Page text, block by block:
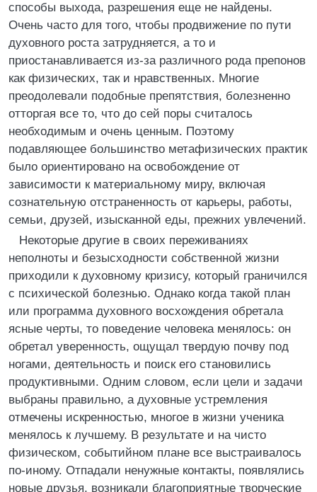
способы выхода, разрешения еще не найдены.
Очень часто для того, чтобы продвижение по пути
духовного роста затрудняется, а то и
приостанавливается из-за различного рода препонов
как физических, так и нравственных. Многие
преодолевали подобные препятствия, болезненно
отторгая все то, что до сей поры считалось
необходимым и очень ценным. Поэтому
подавляющее большинство метафизических практик
было ориентировано на освобождение от
зависимости к материальному миру, включая
сознательную отстраненность от карьеры, работы,
семьи, друзей, изысканной еды, прежних увлечений.
Некоторые другие в своих переживаниях
неполноты и безысходности собственной жизни
приходили к духовному кризису, который граничился
с психической болезнью. Однако когда такой план
или программа духовного восхождения обретала
ясные черты, то поведение человека менялось: он
обретал уверенность, ощущал твердую почву под
ногами, деятельность и поиск его становились
продуктивными. Одним словом, если цели и задачи
выбраны правильно, а духовные устремления
отмечены искренностью, многое в жизни ученика
менялось к лучшему. В результате и на чисто
физическом, событийном плане все выстраивалось
по-иному. Отпадали ненужные контакты, появлялись
новые друзья, возникали благоприятные творческие